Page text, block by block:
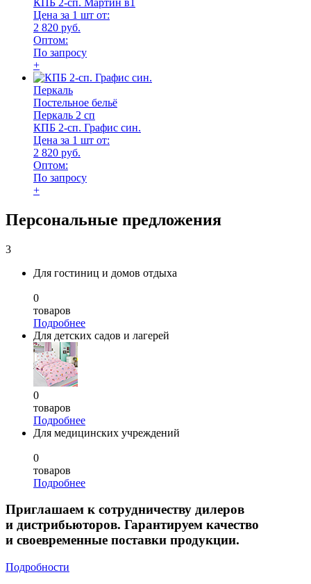
Цена за 1 шт от:
2 820 руб.
Оптом:
По запросу
+
Перкаль
Постельное бельё
Перкаль 2 сп
КПБ 2-сп. Графис син.
Цена за 1 шт от:
2 820 руб.
Оптом:
По запросу
+
Персональные предложения
3
Для гостиниц и домов отдыха
0
товаров
Подробнее
Для детских садов и лагерей
0
товаров
Подробнее
Для медицинских учреждений
0
товаров
Подробнее
Приглашаем к сотрудничеству дилеров
и дистрибьюторов. Гарантируем качество
и своевременные поставки продукции.
Подробности